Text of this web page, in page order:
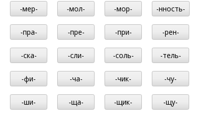
-мер- -мол- -мор- -нность-
-пра- -пре- -при- -рен-
-ска- -сли- -соль- -тель-
-фи- -ча- -чик- -чу-
-ши- -ща- -щик- -щу-